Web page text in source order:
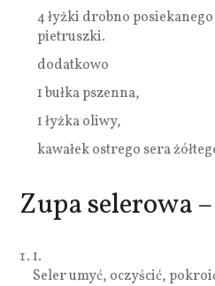
4 łyżki drobno
pietruszki.
dodatkowo
1 bułka pszenna,
1 łyżka oliwy,
kawałek ostrego sera
Zupa selerowa
1.
Seler umyć, oczyścić,